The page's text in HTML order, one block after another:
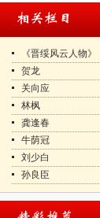
《晋绥风云人物》
贺龙
关向应
林枫
龚逢春
牛荫冠
刘少白
孙良臣